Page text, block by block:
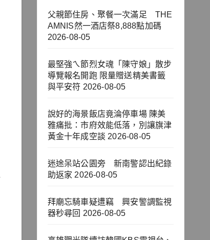
父親節住房、聚餐一次滿足 THE
AMNIS然一酒店祭8,888點加碼
2026-08-05
最堅強ㄟ節烈女魂「陳守娘」散步
導覽報名開跑 限量贈送精美書籤
與平安符 2026-08-05
說好的海景飯店竟淪停車場 陳美
雅痛批：市府效能低落，別讓旗津
黃金十年成空談 2026-08-05
迷途呆站公園旁 新南警認出紀錄
助返家 2026-08-05
拜廟忘騎車疑遭竊 興安警調監視
器秒尋回 2026-08-05